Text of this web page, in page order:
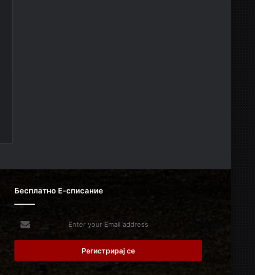
Бесплатно Е-списание
Enter
your
Email